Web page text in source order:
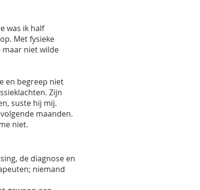
was ik half
Met fysieke
niet wilde
en begreep niet
Zijn
suste hij mij.
maanden.
niet.
de diagnose en
niemand